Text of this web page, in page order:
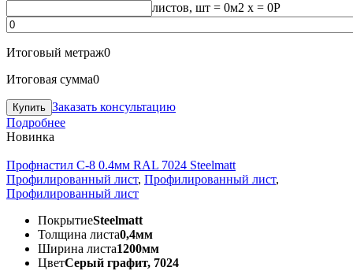
листов, шт = 0м2 x = 0Р
Итоговый метраж0
Итоговая сумма0
Заказать консультацию
Подробнее
Новинка
Профнастил С-8 0.4мм RAL 7024 Steelmatt
Профилированный лист, Профилированный лист,
Профилированный лист
ПокрытиеSteelmatt
Толщина листа0,4мм
Ширина листа1200мм
ЦветСерый графит, 7024